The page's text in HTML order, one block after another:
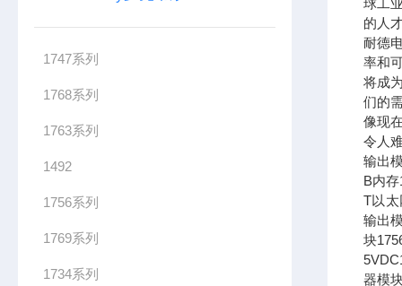
1747系列
1768系列
1763系列
1492
1756系列
1769系列
1734系列
球工
的人
耐德
率和
将成
们的
像现
令人
输出
B内
T以太
输出
块
器模